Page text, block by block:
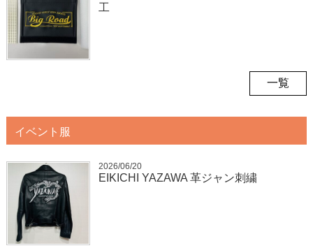
工
一覧
イベント服
2026/06/20
EIKICHI YAZAWA 革ジャン刺繍